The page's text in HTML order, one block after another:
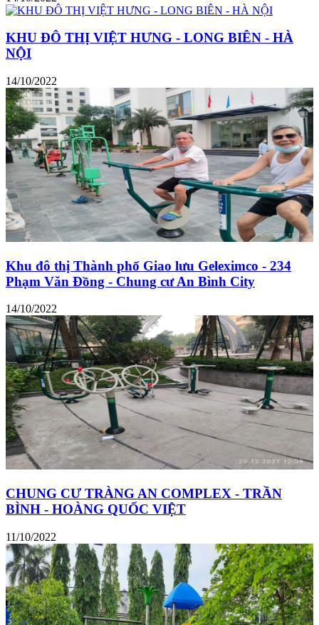
KHU ĐÔ THỊ VIỆT HƯNG - LONG BIÊN - HÀ
NỘI
14/10/2022
Khu đô thị Thành phố Giao lưu Geleximco - 234
Phạm Văn Đồng - Chung cư An Bình City
14/10/2022
CHUNG CƯ TRÀNG AN COMPLEX - TRẦN
BÌNH - HOÀNG QUỐC VIỆT
11/10/2022